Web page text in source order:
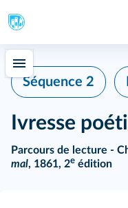
Séquence 2
Ivresse
Parcours de lecture -
mal, 1861, 2e édition